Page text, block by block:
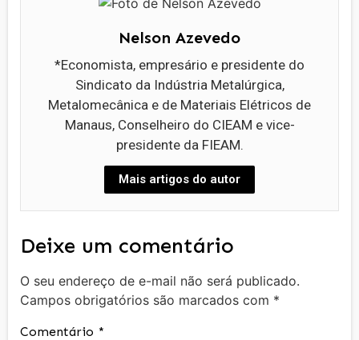
Nelson Azevedo
*Economista, empresário e presidente do
Sindicato da Indústria Metalúrgica,
Metalomecânica e de Materiais Elétricos de
Manaus, Conselheiro do CIEAM e vice-
presidente da FIEAM.
Mais artigos do autor
Deixe um comentário
O seu endereço de e-mail não será publicado.
Campos obrigatórios são marcados com *
Comentário *